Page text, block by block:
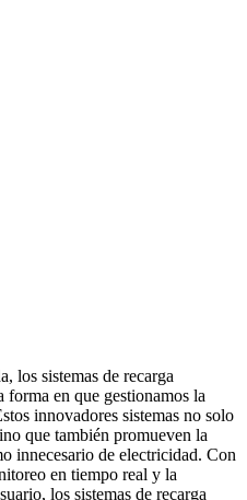
los sistemas de recarga
en que gestionamos la
innovadores sistemas no solo
que también promueven la
innecesario de electricidad. Con
en tiempo real y la
los sistemas de recarga